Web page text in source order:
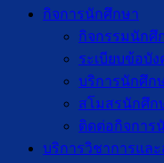
กิจการนักศึกษา
กิจกรรมนักศึ
ระเบียบข้อบั
บริการนักศึก
สโมสรนักศึก
ติดต่อกิจการ
บริการวิชาการแล